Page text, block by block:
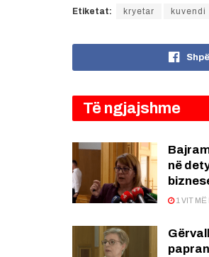
Etiketat: kryetar kuvendi
Të ngjajshme
në
1 VIT MË